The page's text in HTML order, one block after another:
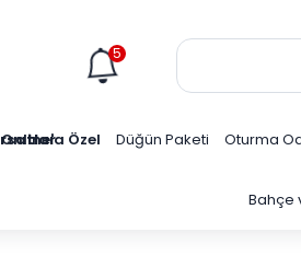
5
Online'a Özel Düğün Paketi Oturma
Bahçe